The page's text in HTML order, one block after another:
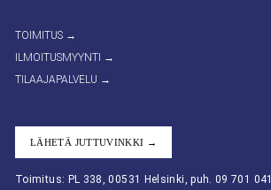
TOIMITUS →
ILMOITUSMYYNTI →
TILAAJAPALVELU →
LÄHETÄ JUTTUVINKKI →
Toimitus: PL 338, 00531 Helsinki, puh. 09 701 041